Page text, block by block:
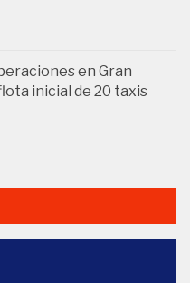
en Gran
inicial de 20 taxis